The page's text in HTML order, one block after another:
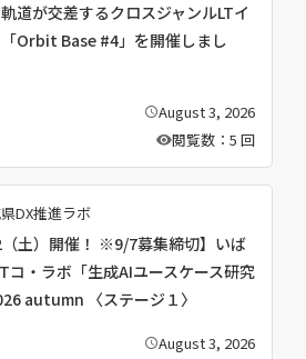
道が交差するクロスジャンルLTイ
Orbit Base #4」を開催しまし
公
日
August 3, 2026
閲覧数：5 回
DX推進ラボ
（土）開催！ ※9/7募集締切】いば
コ・ラボ「生成AIユースケース研究
autumn 〈ステージ１〉
公
August 3, 2026